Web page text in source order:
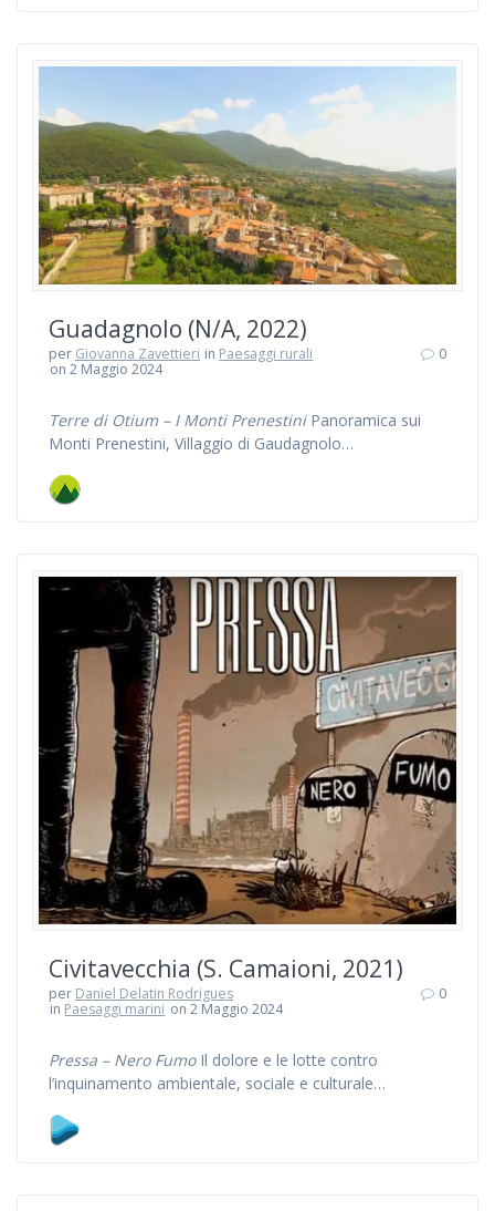
Guadagnolo (N/A, 2022)
per Giovanna Zavettieri in Paesaggi rurali
on 2 Maggio 2024
0
Terre di Otium – I Monti PrenestiniPanoramica sui
Monti Prenestini, Villaggio di Gaudagnolo…
Civitavecchia (S. Camaioni, 2021)
per Daniel Delatin Rodrigues
in Paesaggi marini on 2 Maggio 2024
0
Pressa – Nero Fumo Il dolore e le lotte contro
l’inquinamento ambientale, sociale e culturale…